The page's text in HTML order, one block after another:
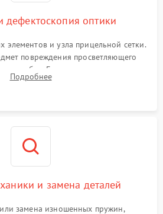
дефектоскопия оптики
элементов и узла прицельной сетки.
повреждения просветляющего
грибка. Бережная очистка стекол
целостности гравированной
Подробнее
и замена деталей
замена изношенных пружин,